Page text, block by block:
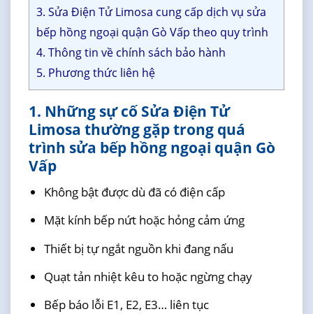
3. Sửa Điện Tử Limosa cung cấp dịch vụ sửa
bếp hồng ngoại quận Gò Vấp theo quy trình
4. Thông tin về chính sách bảo hành
5. Phương thức liên hệ
1. Những sự cố Sửa Điện Tử
Limosa thường gặp trong quá
trình sửa bếp hồng ngoại quận Gò
Vấp
Không bật được dù đã có điện cấp
Mặt kính bếp nứt hoặc hỏng cảm ứng
Thiết bị tự ngắt nguồn khi đang nấu
Quạt tản nhiệt kêu to hoặc ngừng chạy
Bếp báo lỗi E1, E2, E3… liên tục